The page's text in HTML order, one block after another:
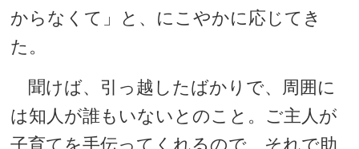
からなくて」と、にこやかに応じてき
た。
聞けば、引っ越したばかりで、周囲に
は知人が誰もいないとのこと。ご主人が
子育てを手伝ってくれるので、それで助